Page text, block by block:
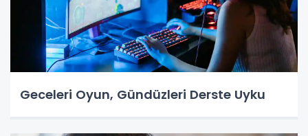
Geceleri Oyun, Gündüzleri Derste Uyku